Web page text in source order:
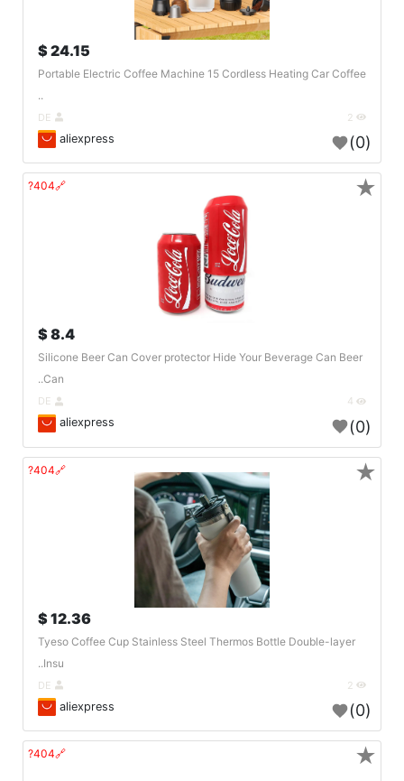
24.15 $
Portable Electric Coffee Machine 15 Cordless Heating Car Coffee
..
aliexpress (0)
🔗404?
8.4 $
Silicone Beer Can Cover protector Hide Your Beverage Can Beer
Can..
aliexpress (0)
★
🔗404?
12.36 $
Tyeso Coffee Cup Stainless Steel Thermos Bottle Double-layer
Insu..
aliexpress (0)
★
🔗404? ★